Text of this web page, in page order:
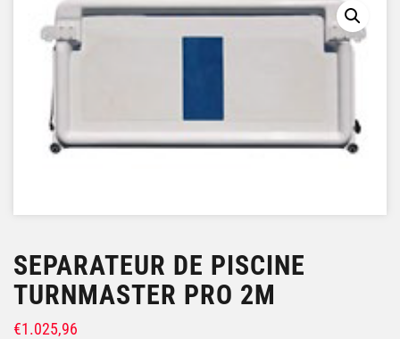
SEPARATEUR DE PISCINE
TURNMASTER PRO 2M
€1.025,96